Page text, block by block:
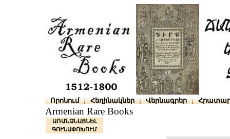
Որոնում Հեղինակներ Վերնագրեր
Armenian Rare Books
ԱՌԱՆՁՆԱՑՆԵԼ
ԳՈՒՆԱՓՈԽՈՒՄ